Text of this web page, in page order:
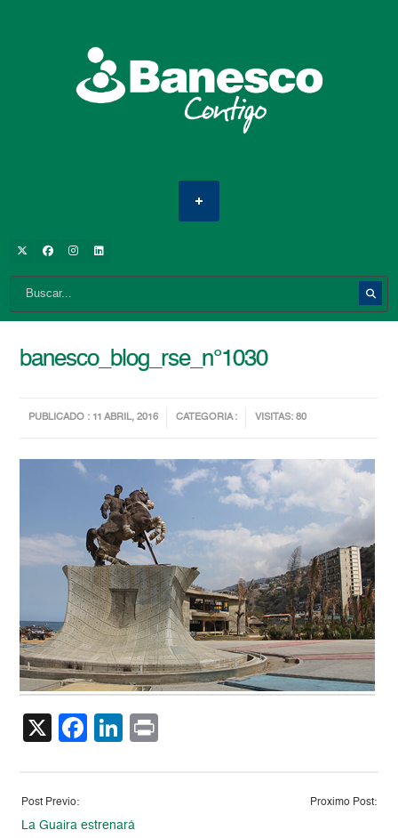
banesco_blog_rse_n°1030
PUBLICADO : 11 ABRIL, 2016 CATEGORIA : VISITAS: 80
X Facebook
LinkedIn
Post Previo:
La Guaira estrenará
Proximo Post: